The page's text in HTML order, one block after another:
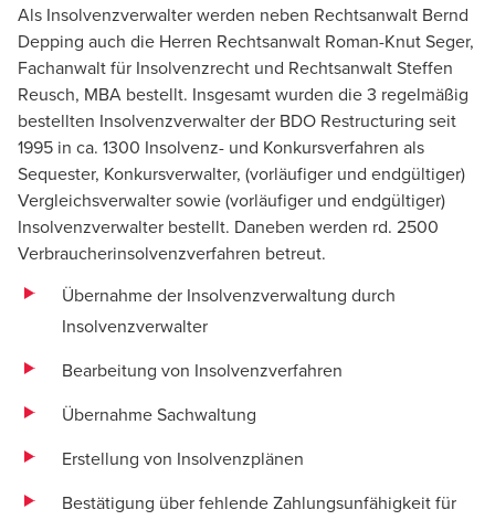
Als Insolvenzverwalter werden neben Rechtsanwalt Bernd
Depping auch die Herren Rechtsanwalt Roman-Knut Seger,
Fachanwalt für Insolvenzrecht und Rechtsanwalt Steffen
Reusch, MBA bestellt. Insgesamt wurden die 3 regelmäßig
bestellten Insolvenzverwalter der BDO Restructuring seit
1995 in ca. 1300 Insolvenz- und Konkursverfahren als
Sequester, Konkursverwalter, (vorläufiger und endgültiger)
Vergleichsverwalter sowie (vorläufiger und endgültiger)
Insolvenzverwalter bestellt. Daneben werden rd. 2500
Verbraucherinsolvenzverfahren betreut.
Übernahme der Insolvenzverwaltung durch
Insolvenzverwalter
Bearbeitung von Insolvenzverfahren
Übernahme Sachwaltung
Erstellung von Insolvenzplänen
Bestätigung über fehlende Zahlungsunfähigkeit für